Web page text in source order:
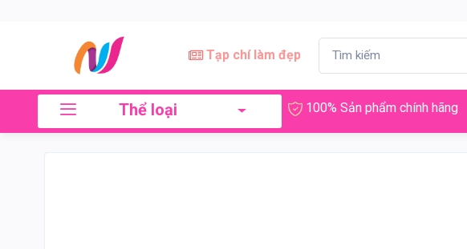
Tạp chí làm đẹp
Thể loại 100% Sản phẩm chính hãng